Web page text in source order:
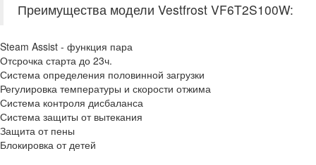
Преимущества модели Vestfrost VF6T2S100W:
Steam Assist - функция пара
Отсрочка старта до 23ч.
Система определения половинной загрузки
Регулировка температуры и скорости отжима
Система контроля дисбаланса
Система защиты от вытекания
Защита от пены
Блокировка от детей